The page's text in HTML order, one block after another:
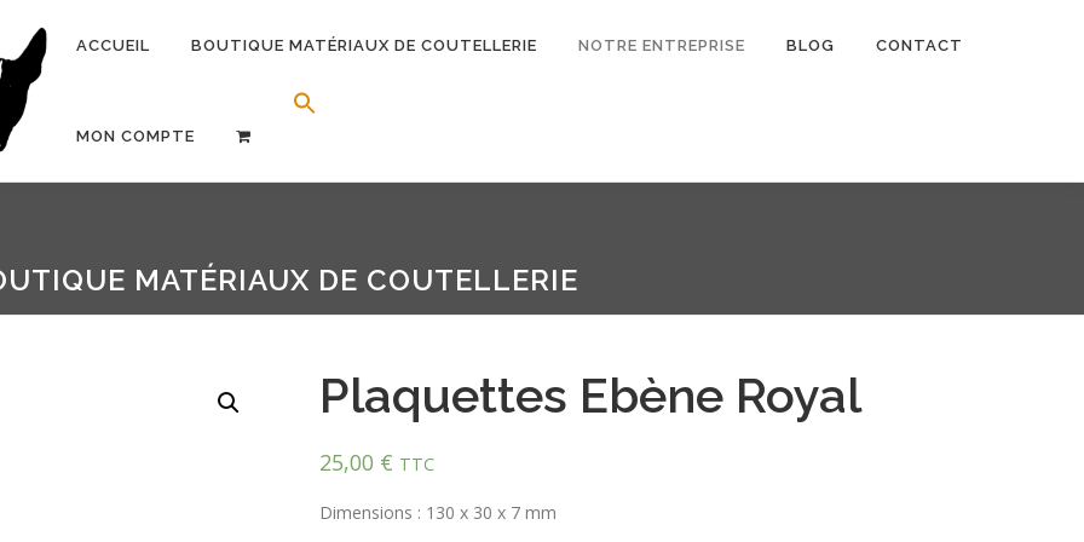
ACCUEIL BOUTIQUE MATÉRIAUX DE COUTELLERIE NOTRE ENTREPRISE BLOG CONTACT
MON COMPTE
MATÉRIAUX DE COUTELLERIE
Plaquettes Ebène Royal
25,00 € TTC
Dimensions : 130 x 30 x 7 mm